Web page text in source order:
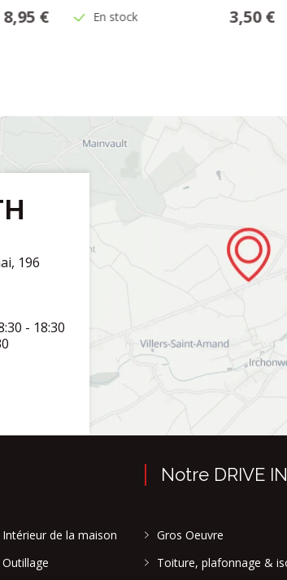
8,95 € En stock 3,50 €
196
- 18:30
Intérieur de la maison
Outillage
Notre DRIVE IN
Gros Oeuvre
Toiture, plafonnage &